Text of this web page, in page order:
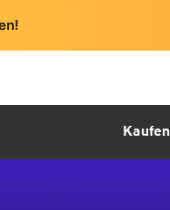
Kaufen